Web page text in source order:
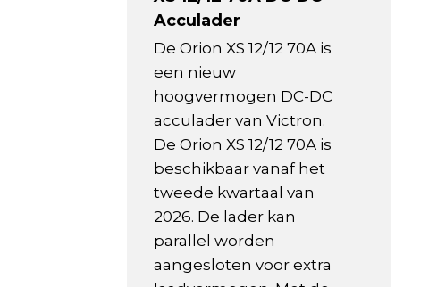
Acculader
De Orion XS 12/12 70A is
een nieuw
hoogvermogen DC-DC
acculader van Victron.
De Orion XS 12/12 70A is
beschikbaar vanaf het
tweede kwartaal van
2026. De lader kan
parallel worden
aangesloten voor extra